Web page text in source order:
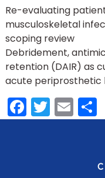
Re-evaluating
musculoskeletal
scoping review
Debridement,
retention (DAIR) as
acute periprosthetic
Facebook
Twitter